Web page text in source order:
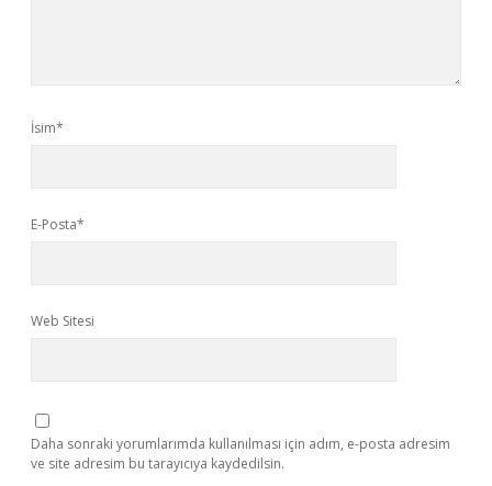
İsim*
E-Posta*
Web Sitesi
Daha sonraki yorumlarımda kullanılması için adım, e-posta adresim
ve site adresim bu tarayıcıya kaydedilsin.